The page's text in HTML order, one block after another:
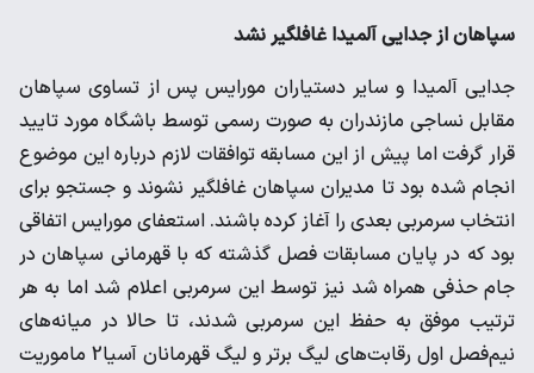
سپاهان از جدایی آلمیدا غافلگیر نشد
جدایی آلمیدا و سایر دستیاران مورایس پس از تساوی سپاهان
مقابل نساجی مازندران به صورت رسمی توسط باشگاه مورد تایید
قرار گرفت اما پیش از این مسابقه توافقات لازم درباره این موضوع
انجام شده بود تا مدیران سپاهان غافلگیر نشوند و جستجو برای
انتخاب سرمربی بعدی را آغاز کرده باشند. استعفای مورایس اتفاقی
بود که در پایان مسابقات فصل گذشته که با قهرمانی سپاهان در
جام حذفی همراه شد نیز توسط این سرمربی اعلام شد اما به هر
ترتیب موفق به حفظ این سرمربی شدند، تا حالا در میانه‌های
نیم‌فصل اول رقابت‌های لیگ برتر و لیگ قهرمانان آسیا2 ماموریت